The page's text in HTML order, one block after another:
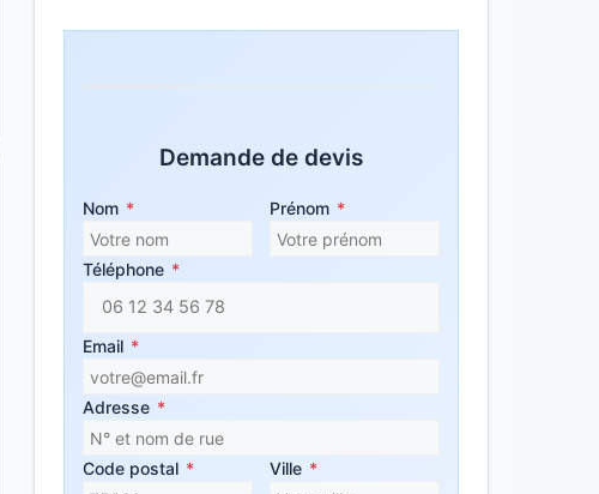
Demande de devis
Nom * Prénom *
Téléphone *
Email *
Adresse *
Code postal * Ville *